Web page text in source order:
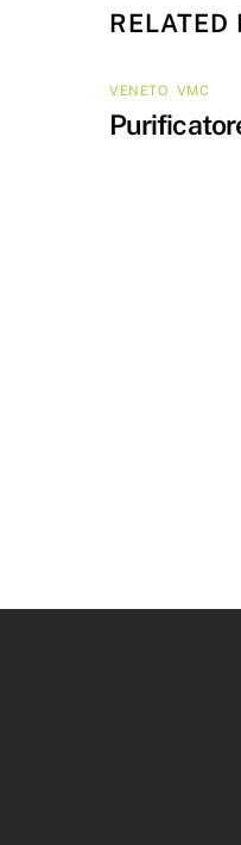
RELATED
VENETO VMC